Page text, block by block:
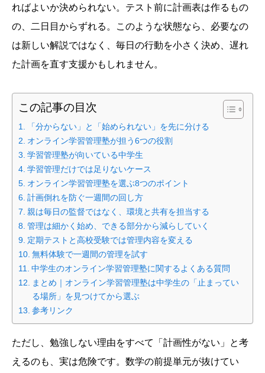
ればよいか決められない。テスト前に計画表は作るもの
の、二日目からずれる。このような状態なら、必要なの
は新しい解説ではなく、毎日の行動を小さく決め、遅れ
た計画を直す支援かもしれません。
この記事の目次
「分からない」と「始められない」を先に分ける
オンライン学習管理塾が担う6つの役割
学習管理塾が向いている中学生
学習管理だけでは足りないケース
オンライン学習管理塾を選ぶ8つのポイント
計画倒れを防ぐ一週間の回し方
親は毎日の監督ではなく、環境と共有を担当する
管理は細かく始め、できる部分から減らしていく
定期テストと高校受験では管理内容を変える
無料体験で一週間の管理を試す
中学生のオンライン学習管理塾に関するよくある質問
まとめ｜オンライン学習管理塾は中学生の「止まってい
る場所」を見つけてから選ぶ
参考リンク
ただし、勉強しない理由をすべて「計画性がない」と考
えるのも、実は危険です。数学の前提単元が抜けてい